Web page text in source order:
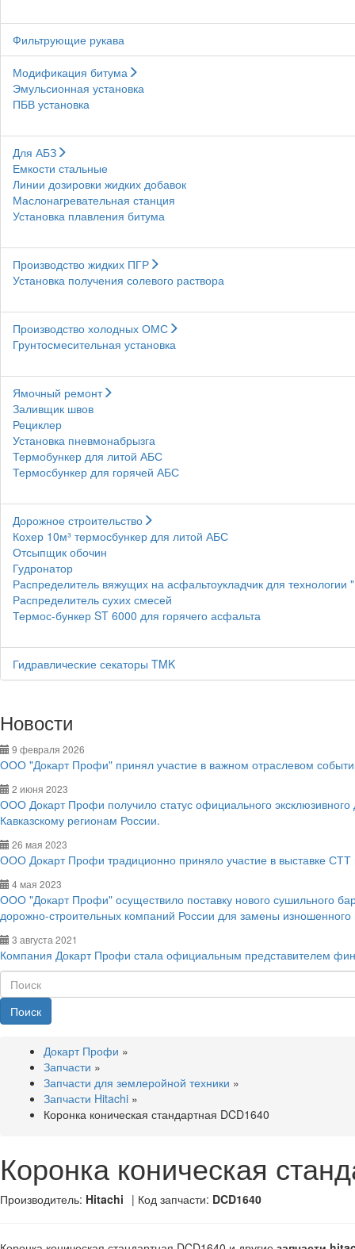
Фильтрующие рукава
Модификация битума
Эмульсионная установка
ПБВ установка
Для АБЗ
Емкости стальные
Линии дозировки жидких добавок
Маслонагревательная станция
Установка плавления битума
Производство жидких ПГР
Установка получения солевого раствора
Производство холодных ОМС
Грунтосмесительная установка
Ямочный ремонт
Заливщик швов
Рециклер
Установка пневмонабрызга
Термобункер для литой АБС
Термосбункер для горячей АБС
Дорожное строительство
Кохер 10м³ термосбункер для литой АБС
Отсыпщик обочин
Гудронатор
Распределитель вяжущих на асфальтоукладчик для технологии
Распределитель сухих смесей
Термос-бункер ST 6000 для горячего асфальта
Гидравлические секаторы TMK
Новости
9 февраля 2026
ООО "Докарт Профи" принял участие в важном отраслевом
2 июня 2023
ООО Докарт Профи получило статус официального
Кавказскому регионам России.
26 мая 2023
ООО Докарт Профи традиционно приняло участие в выставке СТТ
4 мая 2023
ООО "Докарт Профи" осуществило поставку нового сушильного
дорожно-строительных компаний России для замены
3 августа 2021
Компания Докарт Профи стала официальным представителем
Поиск
Докарт Профи »
Запчасти »
Запчасти для землеройной техники »
Запчасти Hitachi »
Коронка коническая стандартная DCD1640
Коронка коническая
Производитель: Hitachi | Код запчасти: DCD1640